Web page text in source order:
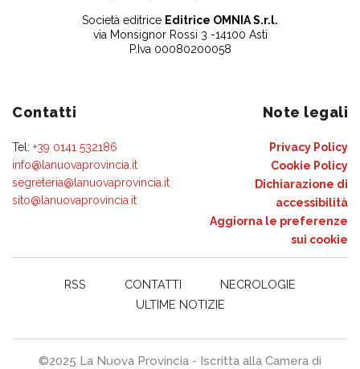
Società editrice Editrice OMNIA S.r.l.
via Monsignor Rossi 3 -14100 Asti
P.Iva 00080200058
Contatti
Tel: +39 0141 532186
info@lanuovaprovincia.it
segreteria@lanuovaprovincia.it
sito@lanuovaprovincia.it
Note legali
Privacy Policy
Cookie Policy
Dichiarazione di
accessibilità
Aggiorna le preferenze
sui cookie
RSS CONTATTI
NECROLOGIE
ULTIME NOTIZIE
©2025 La Nuova Provincia - Iscritta alla Camera di